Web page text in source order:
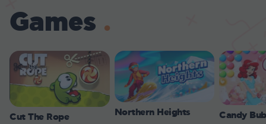
Games
Cut The Rope Northern Heights Candy